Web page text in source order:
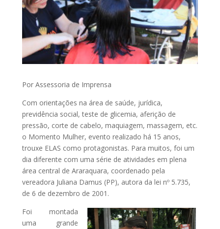
Por Assessoria de Imprensa
Com orientações na área de saúde, jurídica,
previdência social, teste de glicemia, aferição de
pressão, corte de cabelo, maquiagem, massagem, etc.
o Momento Mulher, evento realizado há 15 anos,
trouxe ELAS como protagonistas. Para muitos, foi um
dia diferente com uma série de atividades em plena
área central de Araraquara, coordenado pela
vereadora Juliana Damus (PP), autora da lei nº 5.735,
de 6 de dezembro de 2001.
Foi montada
uma grande